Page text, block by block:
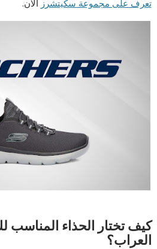
تعرف على مجموعة سكيتشرز الآن.
كيف تختار الحذاء المناسب
العراب؟